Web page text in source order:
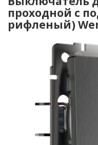
проходной с
рифленый)